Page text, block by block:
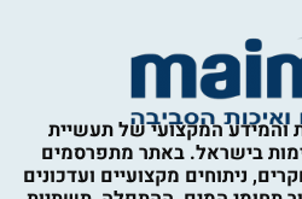
והמידע המקצועי של תעשיית
בישראל. באתר מתפרסמים
ניתוחים מקצועיים ועדכונים